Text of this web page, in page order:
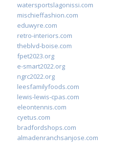
watersportslagonissi.com
mischieffashion.com
eduwyre.com
retro-interiors.com
theblvd-boise.com
fpet2023.org
e-smart2022.org
ngrc2022.org
leesfamilyfoods.com
lewis-lewis-cpas.com
eleontennis.com
cyetus.com
bradfordshops.com
almadenranchsanjose.com